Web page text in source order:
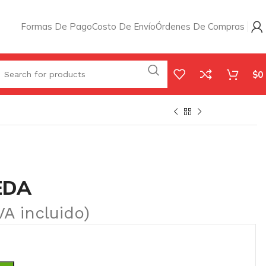
Formas De PagoCosto De EnvíoÓrdenes De Compras
$0
incluido)